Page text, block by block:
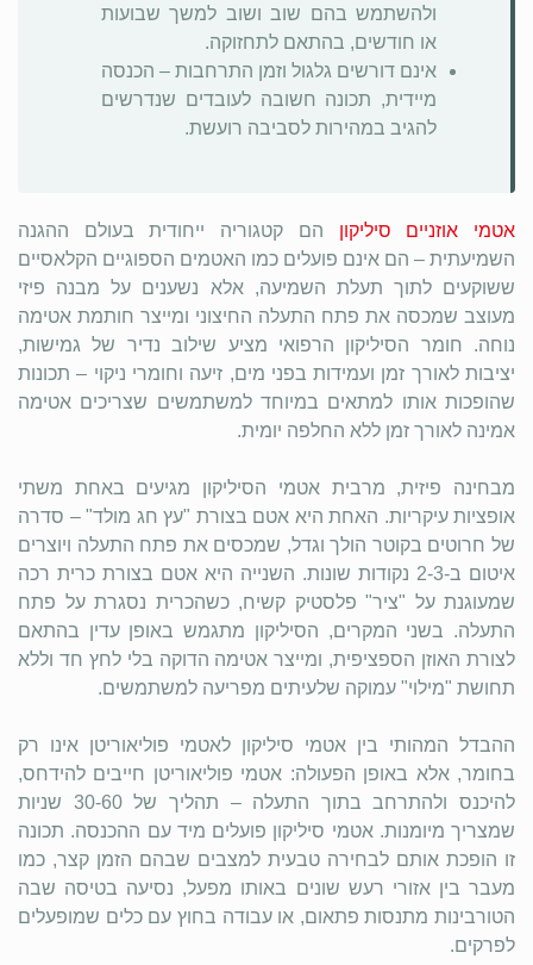
ולהשתמש בהם שוב ושוב למשך שבועות
או חודשים, בהתאם לתחזוקה.
אינם דורשים גלגול וזמן התרחבות – הכנסה
מיידית, תכונה חשובה לעובדים שנדרשים
להגיב במהירות לסביבה רועשת.
אטמי אוזניים סיליקון הם קטגוריה ייחודית בעולם ההגנה
השמיעתית – הם אינם פועלים כמו האטמים הספוגיים הקלאסיים
ששוקעים לתוך תעלת השמיעה, אלא נשענים על מבנה פיזי
מעוצב שמכסה את פתח התעלה החיצוני ומייצר חותמת אטימה
נוחה. חומר הסיליקון הרפואי מציע שילוב נדיר של גמישות,
יציבות לאורך זמן ועמידות בפני מים, זיעה וחומרי ניקוי – תכונות
שהופכות אותו למתאים במיוחד למשתמשים שצריכים אטימה
אמינה לאורך זמן ללא החלפה יומית.
מבחינה פיזית, מרבית אטמי הסיליקון מגיעים באחת משתי
אופציות עיקריות. האחת היא אטם בצורת "עץ חג מולד" – סדרה
של חרוטים בקוטר הולך וגדל, שמכסים את פתח התעלה ויוצרים
איטום ב-2-3 נקודות שונות. השנייה היא אטם בצורת כרית רכה
שמעוגנת על "ציר" פלסטיק קשיח, כשהכרית נסגרת על פתח
התעלה. בשני המקרים, הסיליקון מתגמש באופן עדין בהתאם
לצורת האוזן הספציפית, ומייצר אטימה הדוקה בלי לחץ חד וללא
תחושת "מילוי" עמוקה שלעיתים מפריעה למשתמשים.
ההבדל המהותי בין אטמי סיליקון לאטמי פוליאוריטן אינו רק
בחומר, אלא באופן הפעולה: אטמי פוליאוריטן חייבים להידחס,
להיכנס ולהתרחב בתוך התעלה – תהליך של 30-60 שניות
שמצריך מיומנות. אטמי סיליקון פועלים מיד עם ההכנסה. תכונה
זו הופכת אותם לבחירה טבעית למצבים שבהם הזמן קצר, כמו
מעבר בין אזורי רעש שונים באותו מפעל, נסיעה בטיסה שבה
הטורבינות מתנסות פתאום, או עבודה בחוץ עם כלים שמופעלים
לפרקים.